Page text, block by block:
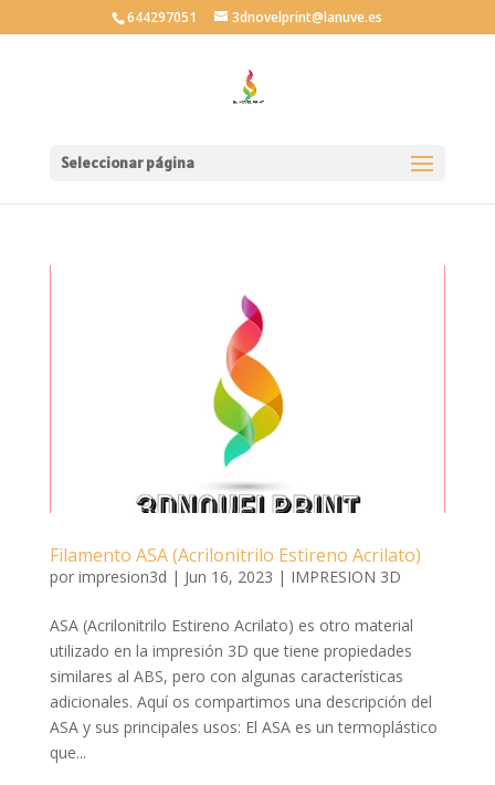
644297051 3dnovelprint@lanuve.es
Seleccionar página
Filamento ASA (Acrilonitrilo Estireno Acrilato)
por impresion3d | Jun 16, 2023 | IMPRESION 3D
ASA (Acrilonitrilo Estireno Acrilato) es otro material
utilizado en la impresión 3D que tiene propiedades
similares al ABS, pero con algunas características
adicionales. Aquí os compartimos una descripción del
ASA y sus principales usos: El ASA es un termoplástico
que...